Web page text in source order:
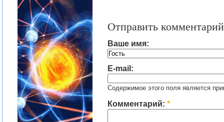
Отправить комментарий
Ваше имя:
E-mail:
Содержимое этого поля является
Комментарий: *